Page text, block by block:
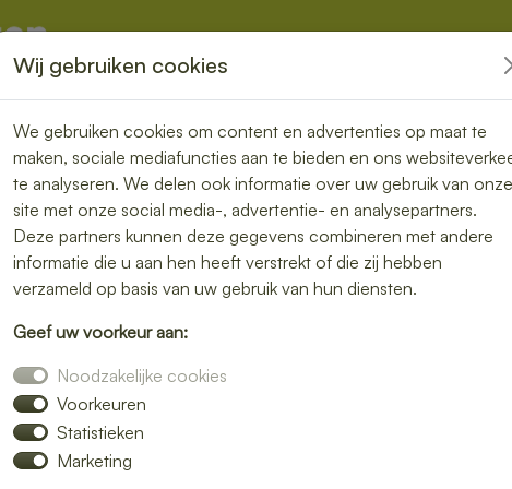
Overige
Een hartige snack is dan de ideale oplossing. Het is een
Hartige snacks zijn er in alle soorten en maten, van lichte
een hartige muffin of een toastje met hummus. Ook
bij dit tussendoortje. Voor wie liever bewust snackt, zijn er
te zijn, maar het geeft net dat beetje extra smaak en
houd je het gezellig én voedzaam.
Wij gebruiken cookies
We gebruiken cookies om content en advertenties op maat te
maken, sociale mediafuncties aan te bieden en ons
te analyseren. We delen ook informatie over uw gebruik van onze
site met onze social media-, advertentie- en analysepartners.
Deze partners kunnen deze gegevens combineren met andere
informatie die u aan hen heeft verstrekt of die zij hebben
verzameld op basis van uw gebruik van hun diensten.
Geef uw voorkeur aan:
Noodzakelijke cookies
Voorkeuren
Statistieken
Marketing